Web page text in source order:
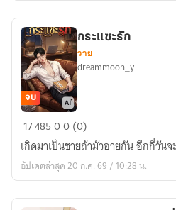
กระแซะ
รัก
จบ
กระแซะรัก
วาย
dreammoon_y
1748500 (0)
เกิดมาเป็นชายถ้ามัวอายกัน อีกกี่วันจ
อัปเดตล่าสุด 20 ก.ค. 69 / 10:28 น.